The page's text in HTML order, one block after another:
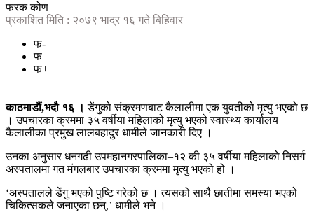
फरक कोण
प्रकाशित मिति : २०७९ भाद्र १६ गते बिहिवार
फ-
फ
फ+
काठमाडौं,भदौ १६ । डेंगुको संक्रमणबाट कैलालीमा एक युवतीको मृत्यु भएको छ
। उपचारका क्रममा ३५ वर्षीया महिलाको मृत्यु भएको स्वास्थ्य कार्यालय
कैलालीका प्रमुख लालबहादुर धामीले जानकारी दिए ।
उनका अनुसार धनगढी उपमहानगरपालिका–१२ की ३५ वर्षीया महिलाको निसर्ग
अस्पतालमा गत मंगलबार उपचारका क्रममा मृत्यु भएको हो ।
‘अस्पतालले डेंगु भएको पुष्टि गरेको छ । त्यसको साथै छातीमा समस्या भएको
चिकित्सकले जनाएका छन्,’ धामीले भने ।